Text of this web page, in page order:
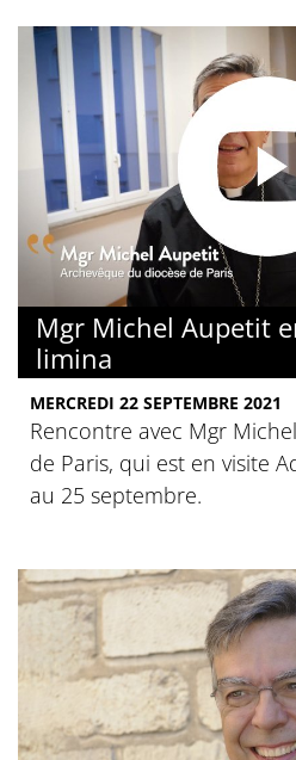
Mgr Michel Aupetit
limina
MERCREDI 22 SEPTEMBRE 2021
Rencontre avec Mgr
de Paris, qui est en visite
au 25 septembre.